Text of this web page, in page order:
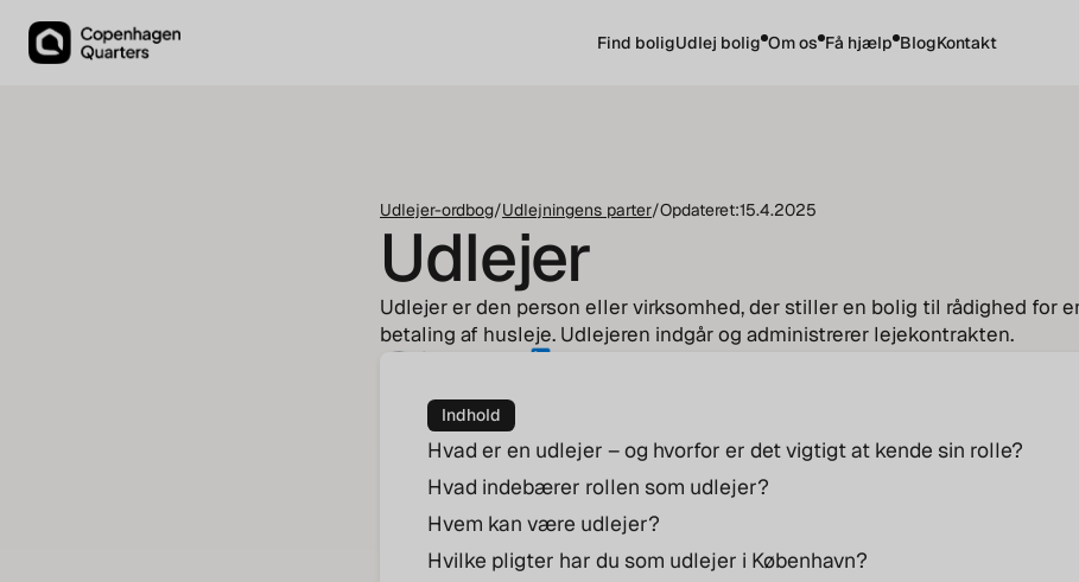
Find boligUdlej bolig Om os Få hjælp BlogKontakt
Udlejer-ordbog/Udlejningens parter/Opdateret:15.4.2025
Udlejer
Udlejer er den person eller virksomhed, der stiller en bolig til rådighed for
betaling af husleje. Udlejeren indgår og administrerer lejekontrakten.
Olga Rosseel
Indhold
Hvad er en udlejer – og hvorfor er det vigtigt at kende sin rolle?
Hvad indebærer rollen som udlejer?
Hvem kan være udlejer?
Hvilke pligter har du som udlejer i København?